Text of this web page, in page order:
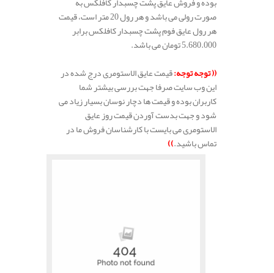
صورت رولی می باشد و هر رول 20 متر است، قیمت
هر رول عایق فوم پشت چسبدار کافلکس برابر
5.680.000 تومان می باشد.
(( توجه توجه:قیمت عایق الاستومری درج شده در
این وب سایت صرفا جهت بررسی بیشتر شما
کاربران بوده و قیمت ها دچار نوسان بسیار زیاد می
شود و جهت بدست آوردن قیمت روز عایق
الاستومری می بایست با کارشناسان فروش ما در
تماس باشید.))